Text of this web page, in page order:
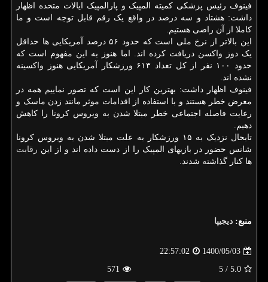
فینوف رئیس پزشکی کمیته المپیک و پارالمپیک ایالات متحده اظهار
داشت: هشتاد و سه درصد در واقع یک رقم قابل توجه است و ما
کاملا از آن راضی هستیم.
این بالاتر از نرخ ملی است که حدود ۵۶ درصد آمریکایی ها حداقل
یک دوز واکسن دریافت کرده اند. اما هنوز به این مفهوم است که
حدود ۱۰۰ نفر از کل تعداد ۶۱۳ ورزشکار آمریکایی هنوز واکسینه
نشده اند.
فینوف اظهار داشت: بهترین کار این است که تصور نماییم همه در
معرض خطر هستند و با استفاده از اقدامات موثر مانند زدن ماسک و
رعایت فاصله اجتماعی خطر مبتلا شدن به ویروس کرونا را کاهش
دهیم.
تابحال نزدیک به ۱۵ ورزشکار به علت مبتلا شدن به ویروس کرونا
شانس حضور در بازیهای المپیک را از دست داده اند و از این رقابت
ها کنار گذاشته شدند.
منبع: دیجیپا
1400/05/03
22:57:02
5.0
/ 5
571